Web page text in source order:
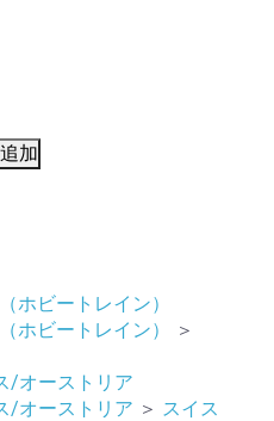
加
ホビートレイン）
ホビートレイン）
＞
/オーストリア
/オーストリア ＞ スイス